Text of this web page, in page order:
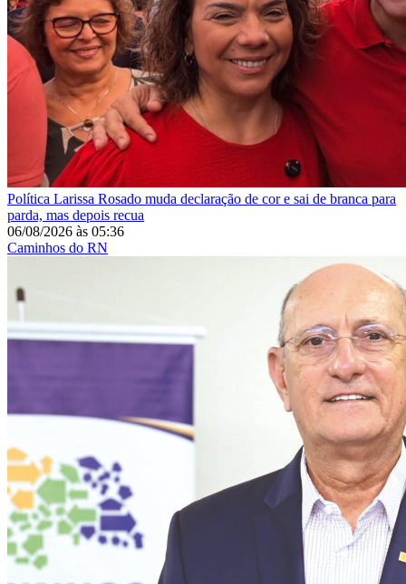
Política Larissa Rosado muda declaração de cor e sai de branca para
parda, mas depois recua
06/08/2026 às 05:36
Caminhos do RN